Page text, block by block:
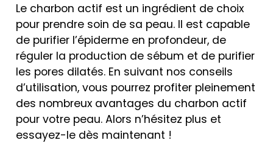
Le charbon actif est un ingrédient de choix
pour prendre soin de sa peau. Il est capable
de purifier l’épiderme en profondeur, de
réguler la production de sébum et de purifier
les pores dilatés. En suivant nos conseils
d’utilisation, vous pourrez profiter pleinement
des nombreux avantages du charbon actif
pour votre peau. Alors n’hésitez plus et
essayez-le dès maintenant !